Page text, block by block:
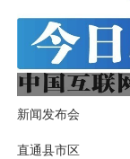
新闻发布会
直通县市区